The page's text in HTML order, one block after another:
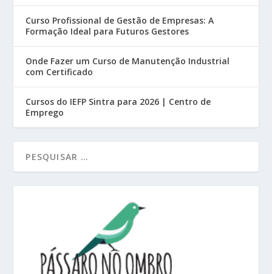
Curso Profissional de Gestão de Empresas: A
Formação Ideal para Futuros Gestores
Onde Fazer um Curso de Manutenção Industrial
com Certificado
Cursos do IEFP Sintra para 2026 | Centro de
Emprego